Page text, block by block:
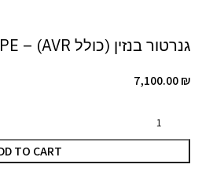
גנרטור בנזין (כולל AVR) – Ford FG9250PE
7,100.00₪
TO CART